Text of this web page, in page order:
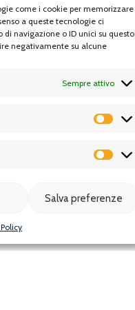
come i cookie per memorizzare
a queste tecnologie ci
navigazione o ID unici su questo
negativamente su alcune
Sempre attivo
Salva preferenze